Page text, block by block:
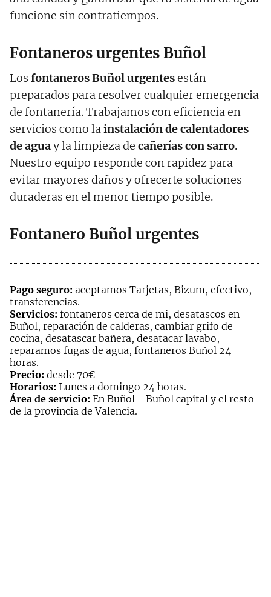
funcione sin contratiempos.
Fontaneros urgentes Buñol
Los fontanerosBuñolurgentesestán
preparados para resolver cualquier emergencia
de fontanería. Trabajamos con eficiencia en
servicios como lainstalación de calentadores
de aguay la limpieza de cañerías con sarro.
Nuestro equipo responde con rapidez para
evitar mayores daños y ofrecerte soluciones
duraderas en el menor tiempo posible.
Fontanero Buñol urgentes
Pago seguro: aceptamos Tarjetas, Bizum, efectivo,
transferencias.
Servicios: fontaneros cerca de mi, desatascos en
Buñol, reparación de calderas, cambiar grifo de
cocina, desatascar bañera, desatacar lavabo,
reparamos fugas de agua, fontaneros Buñol 24
horas.
Precio: desde 70€
Horarios: Lunes a domingo 24 horas.
Área de servicio: En Buñol - Buñol capital y el resto
de la provincia de Valencia.